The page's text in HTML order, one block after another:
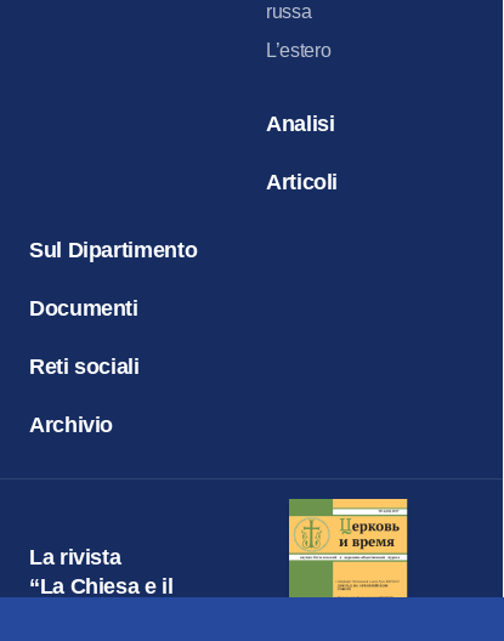
russa
L’estero
Analisi
Articoli
Sul Dipartimento
Documenti
Reti sociali
Archivio
La rivista
“La Chiesa e il